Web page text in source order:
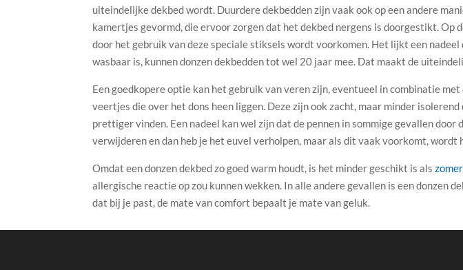
uiteindelijke dekbed wordt. Duurdere dekbedden zijn vaak ook op een andere
kamertjes gevormd, die ervoor zorgen dat het dekbed nergens is doorgestikt.
door het gebruik van deze speciale stiksels wordt voorkomen. Het lijkt een
wasbaar is, kunnen donzen dekbedden tot wel 20 jaar mee. Dat maakt de
Een goedkopere optie kan het gebruik van veren zijn, eventueel in combinatie
veertjes die over het dons heen liggen. Deze zijn ook zacht, maar minder
prettiger vinden. Een nadeel kan wel zijn dat de pennen in sommige gevallen
verwijderen en dan heb je het euvel verholpen, maar als dit vaak voorkomt, wordt
Omdat een donzen dekbed zo goed warm houdt, is het minder geschikt is als
allergische reactie op zou kunnen wekken. In alle andere gevallen is een donzen
dat bij je past, de mate van comfort bepaalt je mate van geluk.